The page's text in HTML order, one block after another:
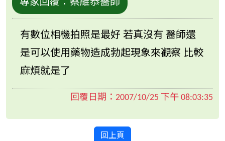
專家回覆： 蔡維恭醫師
有數位相機拍照是最好 若真沒有 醫師還
是可以使用藥物造成勃起現象來觀察 比較
麻煩就是了
回覆日期： 2007/10/25 下午 08:03:35
回上頁